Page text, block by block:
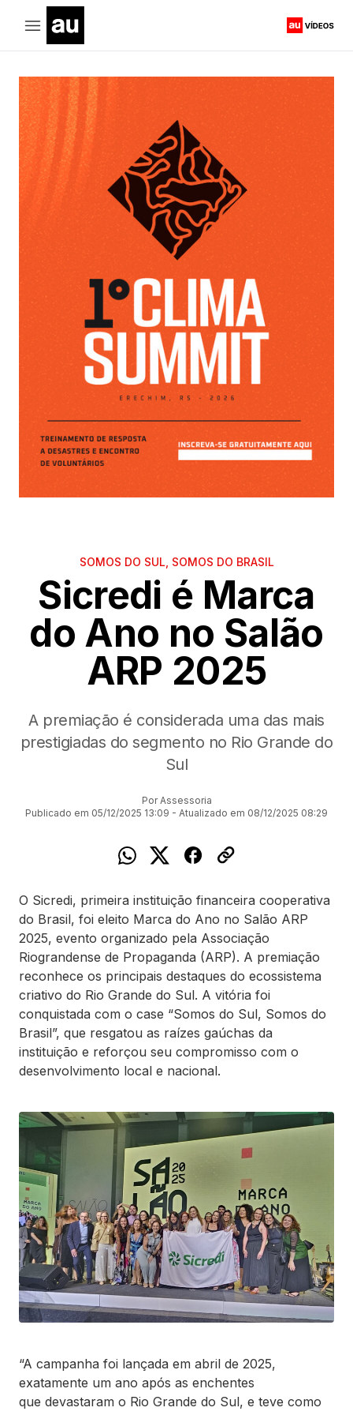
SOMOS DO SUL, SOMOS DO BRASIL
Sicredi é Marca
do Ano no Salão
ARP 2025
A premiação é considerada uma das mais
prestigiadas do segmento no Rio Grande do
Sul
Por Assessoria
Publicado em 05/12/2025 13:09 - Atualizado em 08/12/2025 08:29
O Sicredi, primeira instituição financeira cooperativa
do Brasil, foi eleito Marca do Ano no Salão ARP
2025, evento organizado pela Associação
Riograndense de Propaganda (ARP). A premiação
reconhece os principais destaques do ecossistema
criativo do Rio Grande do Sul. A vitória foi
conquistada com o case “Somos do Sul, Somos do
Brasil”, que resgatou as raízes gaúchas da
instituição e reforçou seu compromisso com o
desenvolvimento local e nacional.
“A campanha foi lançada em abril de 2025,
exatamente um ano após as enchentes
que devastaram o Rio Grande do Sul, e teve como